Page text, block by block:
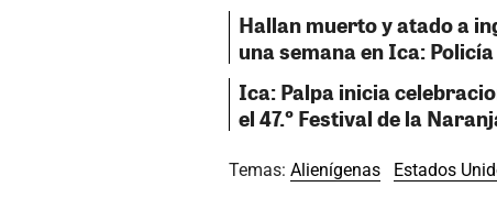
Hallan muerto y atado a
una semana en Ica:
Ica: Palpa inicia
el 47.º Festival de la
Temas: Alienígenas Estados